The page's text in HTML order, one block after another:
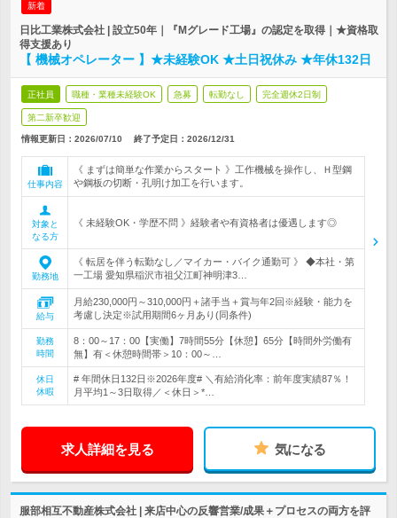
新着
日比工業株式会社 | 設立50年｜『Mグレード工場』の認定を取得｜★資格取
得支援あり
【 機械オペレーター 】★未経験OK ★土日祝休み ★年休132日
正社員 職種・業種未経験OK 急募 転勤なし 完全週休2日制
第二新卒歓迎
情報更新日：2026/07/10 終了予定日： 2026/12/31
仕事内容
《 まずは簡単な作業からスタート 》工作機械を操作し、Ｈ型鋼
や鋼板の切断・孔明け加工を行います。
対象と
なる方
《 未経験OK・学歴不問 》経験者や有資格者は優遇します◎
勤務地
《 転居を伴う転勤なし／マイカー・バイク通勤可 》 ◆本社・第
一工場 愛知県稲沢市祖父江町神明津3…
給与
月給230,000円～310,000円＋諸手当＋賞与年2回※経験・能力を
考慮し決定※試用期間6ヶ月あり(同条件)
勤務
時間
8：00～17：00【実働】7時間55分【休憩】65分【時間外労働有
無】有＜休憩時間帯＞10：00～…
休日
休暇
# 年間休日132日※2026年度# ＼有給消化率：前年度実績87％！
月平均1～3日取得／＜休日＞*…
求人詳細を見る 気になる
服部相互不動産株式会社 | 来店中心の反響営業/成果＋プロセスの両方を評